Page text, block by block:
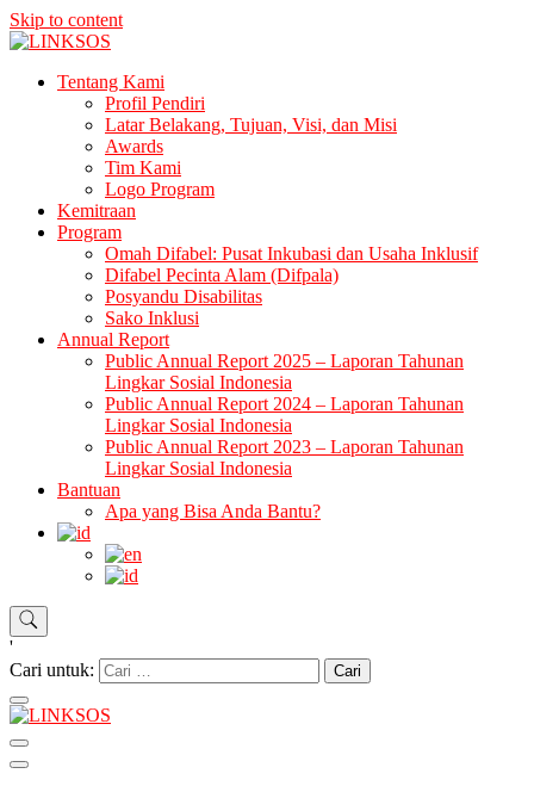
Skip to content
LINKSOSTentang Kami
Profil Pendiri
Latar Belakang, Tujuan, Visi, dan Misi
Awards
Tim Kami
Logo Program
Kemitraan
Program
Omah Difabel: Pusat Inkubasi dan Usaha Inklusif
Difabel Pecinta Alam (Difpala)
Posyandu Disabilitas
Sako Inklusi
Annual Report
Public Annual Report 2025 – Laporan Tahunan
Lingkar Sosial Indonesia
Public Annual Report 2024 – Laporan Tahunan
Lingkar Sosial Indonesia
Public Annual Report 2023 – Laporan Tahunan
Lingkar Sosial Indonesia
Bantuan
Apa yang Bisa Anda Bantu?
'
Cari untuk: